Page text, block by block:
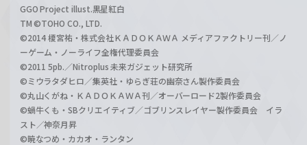
GGO Project illust.黒星紅白
TM ©TOHO CO., LTD.
©2014 榎宮祐・株式会社ＫＡＤＯＫＡＷＡ メディアファクトリー刊／ノ
ーゲーム・ノーライフ全権代理委員会
©2011 5pb.／Nitroplus 未来ガジェット研究所
©ミウラタダヒロ／集英社・ゆらぎ荘の幽奈さん製作委員会
©丸山くがね・ＫＡＤＯＫＡＷＡ刊／オーバーロード2製作委員会
©蝸牛くも・SBクリエイティブ／ゴブリンスレイヤー製作委員会 イラ
スト／神奈月昇
©暁なつめ・カカオ・ランタン